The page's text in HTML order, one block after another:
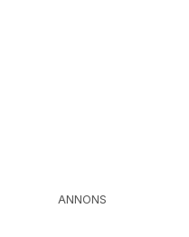
ANNONS